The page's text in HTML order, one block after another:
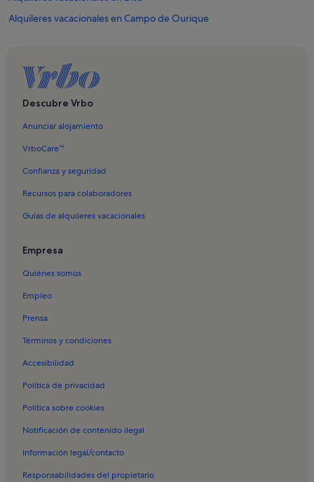
Alquileres vacacionales en Campo de Ourique
Alquileres vacacionales en Basílica de la Estrella
Alquileres vacacionales en Casa de Fernando Pessoa
Alquileres vacacionales en Centro comercial de Amoreiras
Alquileres vacacionales en Estatua de Fernando Pessoa
Alquileres vacacionales en Fado in Chiado
Alquileres vacacionales en Jardín Botánico
Alquileres vacacionales en Mirador de São Pedro de Alcântara
Alquileres vacacionales en Museo Regimento de Sapadores
Alquileres vacacionales en Palacio Foz
Alquileres vacacionales en Plaza Camões
Alquileres vacacionales en Plaza Príncipe Real
Alquileres vacacionales en Coração de Jesus
Alquileres vacacionales en Lapa
Alquileres vacacionales en Misericórdia
Alquileres vacacionales en Museo de la Farmacia
Alquileres vacacionales en Príncipe Real
Descubre Vrbo
Anunciar alojamiento
VrboCare™
Confianza y seguridad
Recursos para colaboradores
Guías de alquileres vacacionales
Empresa
Quiénes somos
Empleo
Prensa
Términos y condiciones
Accesibilidad
Política de privacidad
Política sobre cookies
Notificación de contenido ilegal
Información legal/contacto
Responsabilidades del propietario